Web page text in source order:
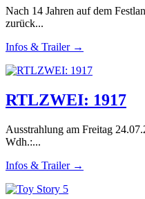
Nach 14 Jahren auf dem
zurück...
Infos & Trailer →
RTLZWEI: 1917
Ausstrahlung am Freitag
Wdh.:...
Infos & Trailer →